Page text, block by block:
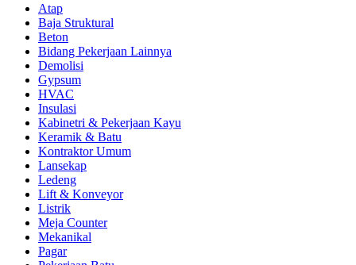
Atap
Baja Struktural
Beton
Bidang Pekerjaan Lainnya
Demolisi
Gypsum
HVAC
Insulasi
Kabinetri & Pekerjaan Kayu
Keramik & Batu
Kontraktor Umum
Lansekap
Ledeng
Lift & Konveyor
Listrik
Meja Counter
Mekanikal
Pagar